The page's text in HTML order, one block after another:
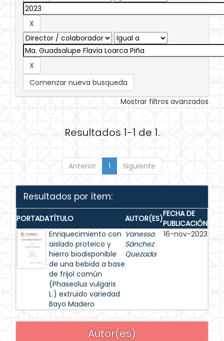
Comenzar nueva busqueda
Mostrar filtros avanzados
Resultados 1-1 de 1.
Anterior 1 Siguiente
Resultados por ítem:
PORTADATÍTULO AUTOR(ES)FECHA DE
PUBLICACIÓN
Enriquecimiento con
aislado proteico y
hierro biodisponible
de una bebida a base
de frijol común
(Phaseolus vulgaris
L.) extruido variedad
Bayo Madero
Vanessa
Sánchez
Quezada
16-nov-2023
Autor(es)